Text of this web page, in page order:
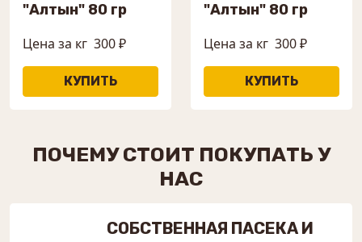
"Алтын" 80 гр
Цена за кг 300 ₽
"Алтын" 80 гр
Цена за кг 300 ₽
ПОЧЕМУ СТОИТ ПОКУПАТЬ У
НАС
СОБСТВЕННАЯ ПАСЕКА И